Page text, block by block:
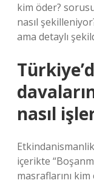
kim öder?
nasıl
ama detaylı
nasıl
içerikte
masraflarını